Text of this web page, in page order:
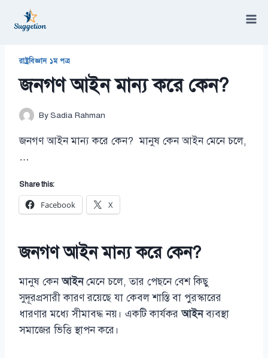
রাষ্ট্রবিজ্ঞান ১ম পত্র
জনগণ আইন মান্য করে কেন?
BySadia Rahman
জনগণ আইন মান্য করে কেন? মানুষ কেন আইন মেনে চলে,
…
Share this:
Facebook X
জনগণ আইন মান্য করে কেন?
মানুষ কেনআইনমেনে চলে, তার পেছনে বেশ কিছু
সুদূরপ্রসারী কারণ রয়েছে যা কেবল শাস্তি বা পুরস্কারের
ধারণার মধ্যে সীমাবদ্ধ নয়। একটি কার্যকরআইনব্যবস্থা
সমাজের ভিত্তি স্থাপন করে।